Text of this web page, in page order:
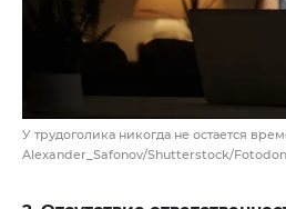
У трудоголика никогда не остается
Alexander_Safonov/Shutterstock/